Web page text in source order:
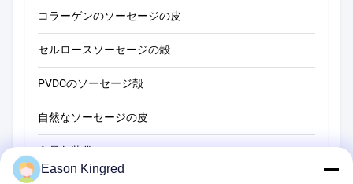
コラーゲンのソーセージの皮
セルロースソーセージの殻
PVDCのソーセージ殻
自然なソーセージの皮
食品包装袋
Eason Kingred